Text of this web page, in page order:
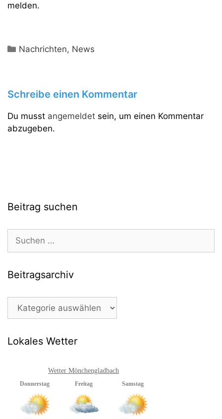
melden.
Kategorien
Nachrichten, News
Schreibe einen Kommentar
Du musst angemeldet sein, um einen Kommentar
abzugeben.
Beitrag suchen
Suchen
nach:
Beitragsarchiv
Beitragsarchiv
Lokales Wetter
Wetter Mönchengladbach